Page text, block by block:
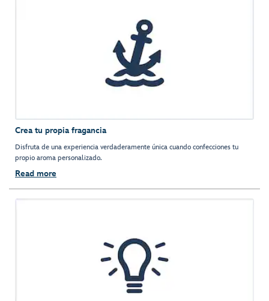
Crea tu propia fragancia
Disfruta de una experiencia verdaderamente única cuando confecciones tu
propio aroma personalizado.
Read more